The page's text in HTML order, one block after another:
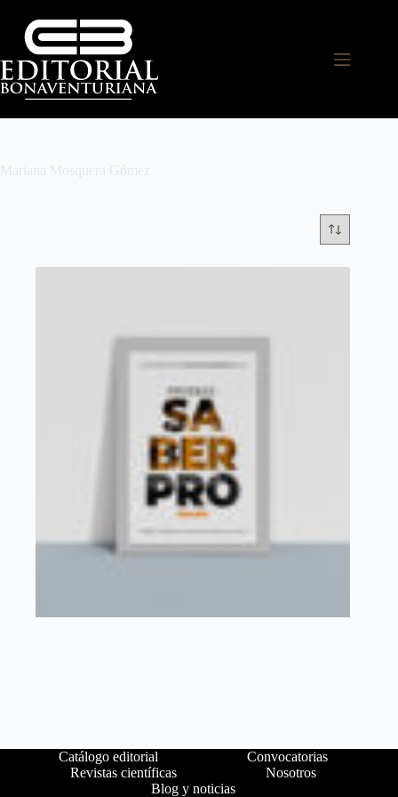
Mariana Mosquera Gómez
Catálogo editorial
Convocatorias
Revistas científicas
Nosotros
Blog y noticias